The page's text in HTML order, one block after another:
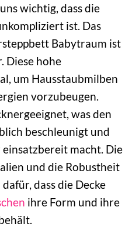
wichtig, dass die
ist. Das
Babytraum ist
Diese hohe
um Hausstaubmilben
vorzubeugen.
was den
beschleunigt und
macht. Die
und die Robustheit
dass die Decke
ihre Form und ihre